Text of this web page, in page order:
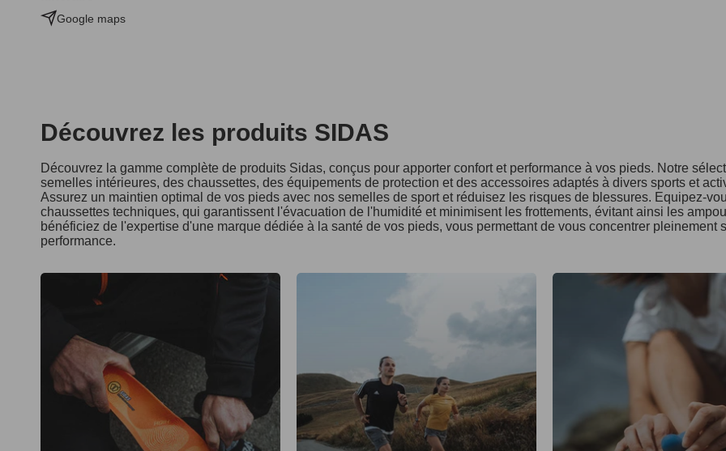
Google maps
Découvrez les produits SIDAS
Découvrez la gamme complète de produits Sidas, conçus pour apporter confort et performance à vos pieds. Notre
semelles intérieures, des chaussettes, des équipements de protection et des accessoires adaptés à divers sports et
Assurez un maintien optimal de vos pieds avec nos semelles de sport et réduisez les risques de blessures. Equipez-
chaussettes techniques, qui garantissent l'évacuation de l'humidité et minimisent les frottements, évitant ainsi les
bénéficiez de l'expertise d'une marque dédiée à la santé de vos pieds, vous permettant de vous concentrer pleinement
performance.